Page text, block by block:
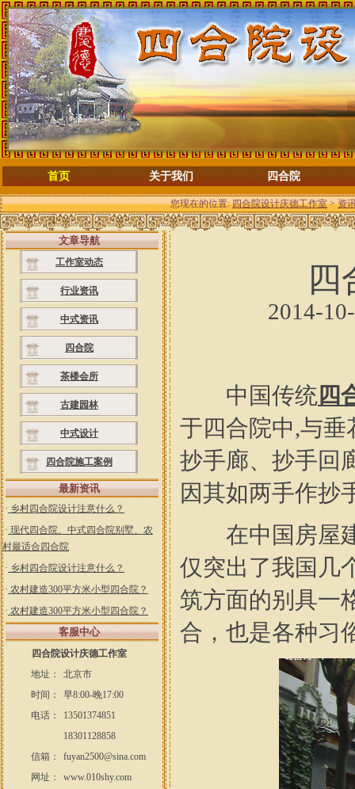
首页 关于我们 四合院
您现在的位置:四合院设计庆德工作室>资
文章导航
工作室动态
行业资讯
中式资讯
四合院
茶楼会所
古建园林
中式设计
四合院施工案例
最新资讯
· 乡村四合院设计注意什么？
· 现代四合院、中式四合院别墅、农
村最适合四合院
· 乡村四合院设计注意什么？
· 农村建造300平方米小型四合院？
· 农村建造300平方米小型四合院？
客服中心
四合院设计庆德工作室
地址：
北京市
时间：
早8:00-晚17:00
电话：
13501374851
18301128858
信箱：
fuyan2500@sina.com
网址：
www.010shy.com
四
2014-
中国传统四
于四合院中,与
抄手廊、抄手回
因其如两手作抄
在中国房屋建
仅突出了我国几
筑方面的别具一
合，也是各种习